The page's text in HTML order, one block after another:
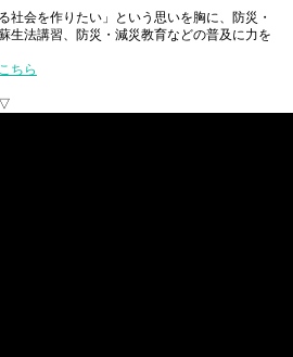
社会を作りたい」という思いを胸に、防災・
生法講習、防災・減災教育などの普及に力を
ちら